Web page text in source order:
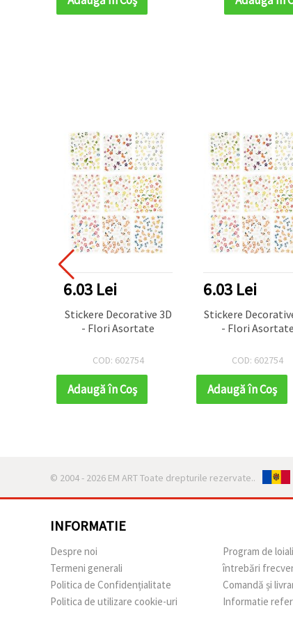
6.03 Lei
Stickere Decorative 3D
- Flori Asortate
COD: 602754
Adaugă în Coş
6.03 Lei
Stickere
- Flori Asortate
COD: 602754
Adaugă în Coş
© 2004 - 2026 EM ART Toate drepturile rezervate..
INFORMATIE
Despre noi
Termeni generali
Politica de Confidențialitate
Politica de utilizare cookie-uri
Program de
întrebări
Comandă și
Informatie